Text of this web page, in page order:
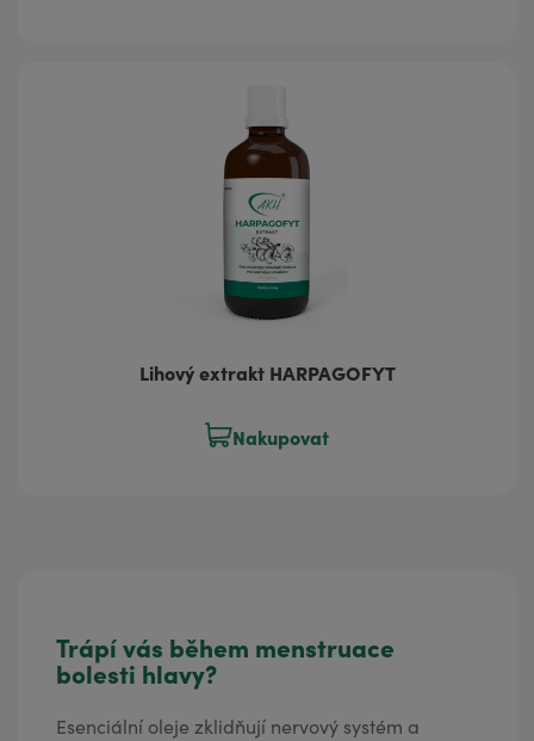
Lihový extrakt HARPAGOFYT
Nakupovat
Trápí vás během menstruace
bolesti hlavy?
Esenciální oleje zklidňují nervový systém a